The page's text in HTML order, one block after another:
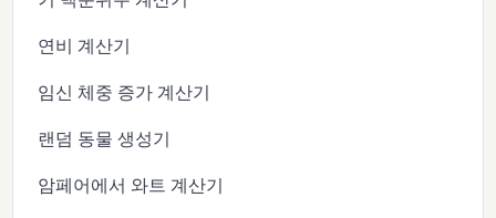
연비 계산기
임신 체중 증가 계산기
랜덤 동물 생성기
암페어에서 와트 계산기